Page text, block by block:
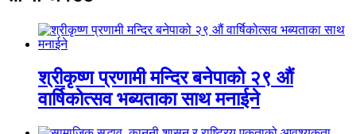
श्रीकृष्ण प्रणामी मन्दिर बनेपाको २९ औं
वार्षिकोत्सव भब्यताका साथ मनाईने